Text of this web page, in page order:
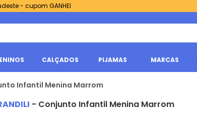
- cupom GANHEI
CALÇADOS PIJAMAS MARCAS
Infantil Menina Marrom
- Conjunto Infantil Menina Marrom